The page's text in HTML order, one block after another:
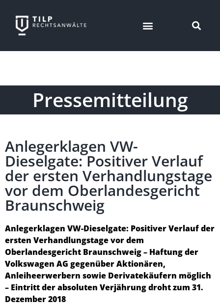
Pressemitteilung
Anlegerklagen VW-
Dieselgate: Positiver Verlauf
der ersten Verhandlungstage
vor dem Oberlandesgericht
Braunschweig
Anlegerklagen VW-Dieselgate: Positiver Verlauf der
ersten Verhandlungstage vor dem
Oberlandesgericht Braunschweig – Haftung der
Volkswagen AG gegenüber Aktionären,
Anleiheerwerbern sowie Derivatekäufern möglich
– Eintritt der absoluten Verjährung droht zum 31.
Dezember 2018